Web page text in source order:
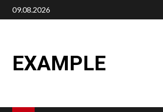
Skip
to
09.08.2026
EXAMPLE